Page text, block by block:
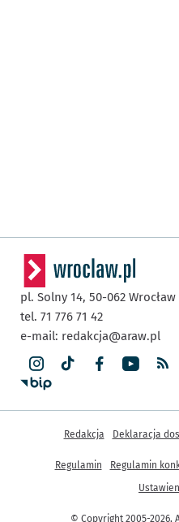
pl. Solny 14, 50-062 Wrocław
tel. 71 776 71 42
e-mail: redakcja@araw.pl
© Copyright 2005-2026,
Inne informacje
Redakcja Deklaracja
Regulamin Regulamin